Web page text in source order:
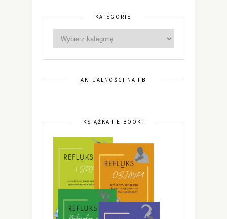
KATEGORIE
AKTUALNOŚCI NA FB
KSIĄŻKA I E-BOOKI